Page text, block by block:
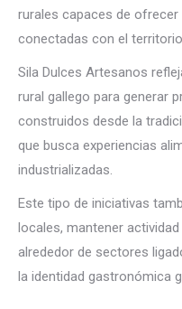
rurales capaces de
conectadas con el
Sila Dulces Artesanos
rural gallego para generar
construidos desde la
que busca experiencias
industrializadas.
Este tipo de iniciativas
locales, mantener
alrededor de sectores
la identidad gastronómica